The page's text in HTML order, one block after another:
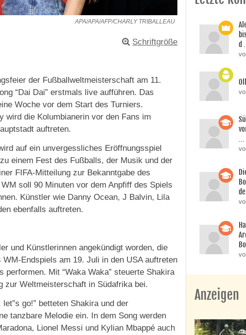
APA/APA/AFP/CHARLY TRIBALLEAU
Schriftgröße
der Fußballweltmeisterschaft am 11.
“Dai Dai” erstmals live aufführen. Das
Woche vor dem Start des Turniers.
wird die Kolumbianerin vor den Fans im
auftreten.
auf ein unvergessliches Eröffnungsspiel
einem Fest des Fußballs, der Musik und der
FIFA-Mitteilung zur Bekanntgabe des
soll 90 Minuten vor dem Anpfiff des Spiels
Künstler wie Danny Ocean, J Balvin, Lila
ebenfalls auftreten.
und Künstlerinnen angekündigt worden, die
Endspiels am 19. Juli in den USA auftreten
performen. Mit “Waka Waka” steuerte Shakira
zur Weltmeisterschaft in Südafrika bei.
go!” betteten Shakira und der
tanzbare Melodie ein. In dem Song werden
Lionel Messi und Kylian Mbappé auch
d
...
Anzeigen